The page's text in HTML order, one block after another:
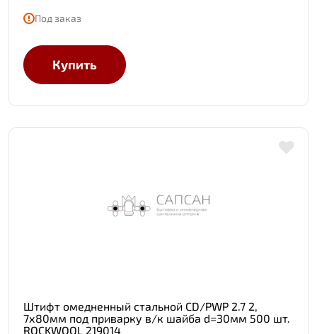
Под заказ
Купить
Штифт омедненный стальной CD/PWP 2.7 2,
7х80мм под приварку в/к шайба d=30мм 500 шт.
ROCKWOOL 219014